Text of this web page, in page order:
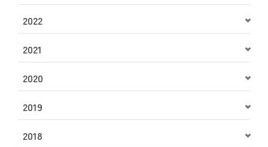
2022
2021
2020
2019
2018